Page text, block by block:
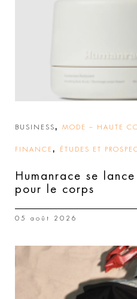
BUSINESS, MODE – HAUTE
FINANCE , ÉTUDES ET
Humanrace se
pour le corps
05 août 2026